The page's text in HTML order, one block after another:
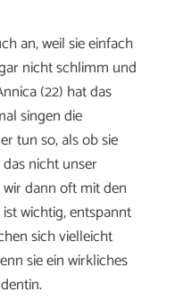
an, weil sie einfach
nicht schlimm und
(22) hat das
singen die
tun so, als ob sie
nicht unser
dann oft mit den
wichtig, entspannt
sich vielleicht
sie ein wirkliches